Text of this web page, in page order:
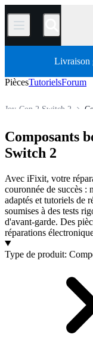
/
Livraison
PiècesTutorielsForum
Joy-Con 2 Switch 2
Pièces
Boutique
Composants
Switch 2
Avec iFixit, votre
couronnée de succès :
adaptés et tutoriels de
soumises à des tests
d'avant-garde. Des
réparations
Produits
Type de produit: